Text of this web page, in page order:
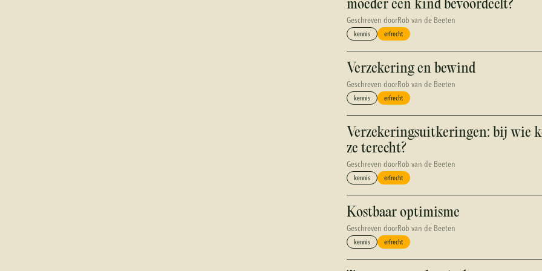
moeder een kind bevoordeelt?
Geschreven doorRob van de Beeten
kennis erfrecht
Verzekering en bewind
Geschreven doorRob van de Beeten
kennis erfrecht
Verzekeringsuitkeringen: bij wie
ze terecht?
Geschreven doorRob van de Beeten
kennis erfrecht
Kostbaar optimisme
Geschreven doorRob van de Beeten
kennis erfrecht